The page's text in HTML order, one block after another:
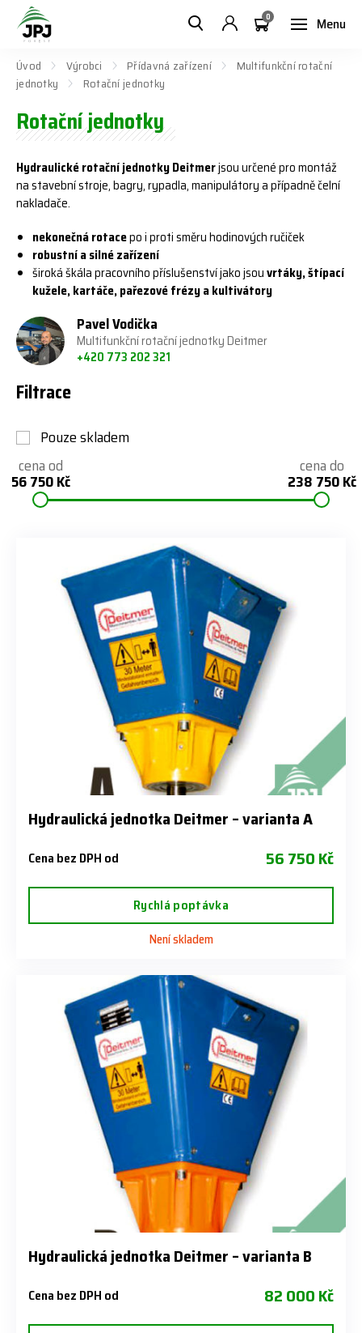
Menu
0
Úvod Výrobci Přídavná zařízení
Multifunkční rotační
jednotky
Rotační jednotky
Rotační jednotky
Hydraulické rotační jednotky Deitmerjsou určené pro montáž
na stavební stroje, bagry, rypadla, manipulátory a případně čelní
nakladače.
nekonečná rotacepo i proti směru hodinových ručiček
robustní a silné zařízení
široká škála pracovního příslušenství jako jsouvrtáky, štípací
kužele, kartáče, pařezové frézy a kultivátory
Pavel Vodička
Multifunkční rotační jednotky Deitmer
+420 773 202 321
Filtrace
Pouze skladem
cena od
56 750 Kč
cena do
238 750 Kč
Hydraulická jednotka Deitmer – varianta A
Cena bez DPH od 56 750 Kč
Rychlá poptávka
Není skladem
Hydraulická jednotka Deitmer – varianta B
Cena bez DPH od 82 000 Kč